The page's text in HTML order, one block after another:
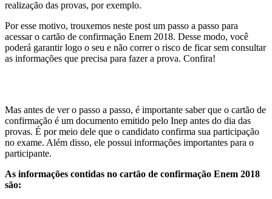
realização das provas, por exemplo.
Por esse motivo, trouxemos neste post um passo a passo para
acessar o cartão de confirmação Enem 2018. Desse modo, você
poderá garantir logo o seu e não correr o risco de ficar sem consultar
as informações que precisa para fazer a prova. Confira!
Mas antes de ver o passo a passo, é importante saber que o cartão de
confirmação é um documento emitido pelo Inep antes do dia das
provas. É por meio dele que o candidato confirma sua participação
no exame. Além disso, ele possui informações importantes para o
participante.
As informações contidas no cartão de confirmação Enem 2018
são: